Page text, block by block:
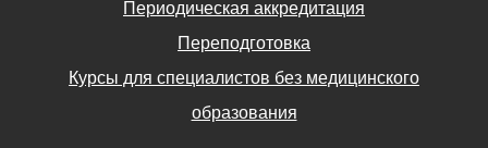
Периодическая аккредитация
Переподготовка
Курсы для специалистов без медицинского
образования